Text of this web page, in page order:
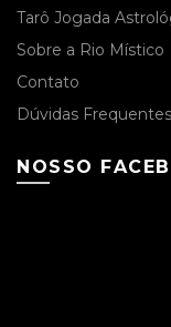
Tarô Jogada
Sobre a Rio Místico
Contato
Dúvidas Frequentes
NOSSO